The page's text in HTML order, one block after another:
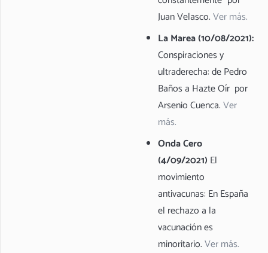
Juan Velasco.Ver más.
La Marea (10/08/2021):
Conspiraciones y
ultraderecha: de Pedro
Baños a Hazte Oír por
Arsenio Cuenca.Ver
más.
Onda Cero
(4/09/2021) El
movimiento
antivacunas: En España
el rechazo a la
vacunación es
minoritario.Ver más.